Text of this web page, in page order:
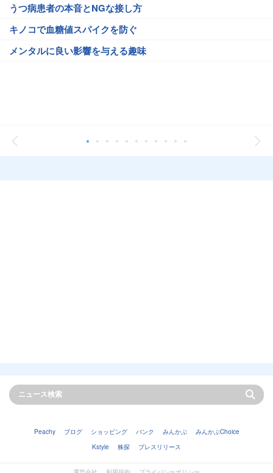
うつ病患者の本音とNGな接し方
キノコで血糖値スパイクを防ぐ
メンタルに良い影響を与える趣味
Peachy ブログ ショッピング バンク みんかぶ
みんかぶChoice
Kstyle
株探 プレスリリース